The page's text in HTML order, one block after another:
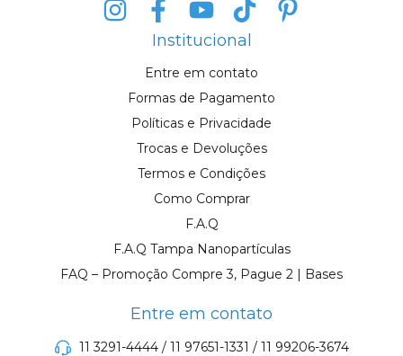
Institucional
Entre em contato
Formas de Pagamento
Políticas e Privacidade
Trocas e Devoluções
Termos e Condições
Como Comprar
F.A.Q
F.A.Q Tampa Nanopartículas
FAQ – Promoção Compre 3, Pague 2 | Bases
Entre em contato
11 3291-4444 / 11 97651-1331 / 11 99206-3674